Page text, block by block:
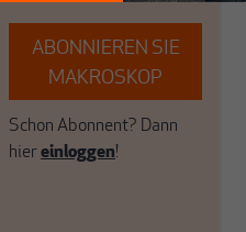
ABONNIEREN SIE
MAKROSKOP
Schon Abonnent? Dann
hiereinloggen!